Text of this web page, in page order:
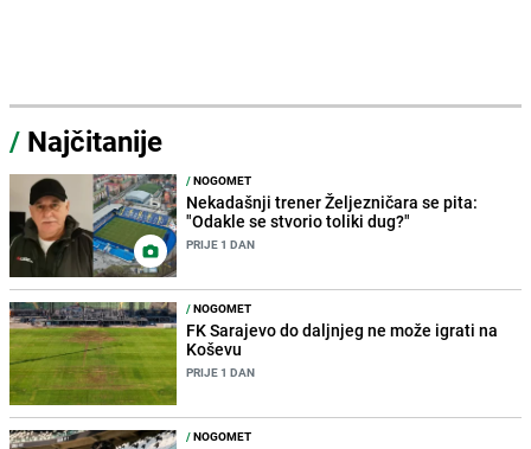
/ Najčitanije
/NOGOMET
Nekadašnji trener Željezničara se pita:
"Odakle se stvorio toliki dug?"
PRIJE 1 DAN
/NOGOMET
FK Sarajevo do daljnjeg ne može igrati na
Koševu
PRIJE 1 DAN
/NOGOMET